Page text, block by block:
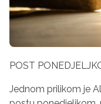
POST
Jednom prilikom je